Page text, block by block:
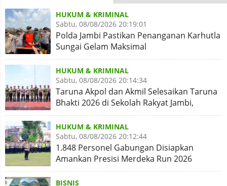
HUKUM & KRIMINAL
Sabtu, 08/08/2026 20:19:01
Polda Jambi Pastikan Penanganan Karhutla
Sungai Gelam Maksimal
HUKUM & KRIMINAL
Sabtu, 08/08/2026 20:14:34
Taruna Akpol dan Akmil Selesaikan Taruna
Bhakti 2026 di Sekolah Rakyat Jambi,
Kegiatan Aman Lancar
HUKUM & KRIMINAL
Sabtu, 08/08/2026 20:12:44
1.848 Personel Gabungan Disiapkan
Amankan Presisi Merdeka Run 2026
BISNIS